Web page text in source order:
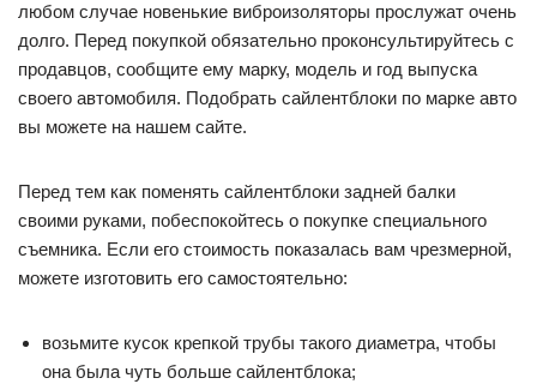
любом случае новенькие виброизоляторы прослужат очень
долго. Перед покупкой обязательно проконсультируйтесь с
продавцов, сообщите ему марку, модель и год выпуска
своего автомобиля. Подобрать сайлентблоки по марке авто
вы можете на нашем сайте.
Перед тем как поменять сайлентблоки задней балки
своими руками, побеспокойтесь о покупке специального
съемника. Если его стоимость показалась вам чрезмерной,
можете изготовить его самостоятельно:
возьмите кусок крепкой трубы такого диаметра, чтобы
она была чуть больше сайлентблока;